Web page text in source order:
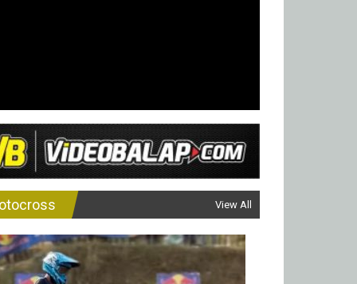
View All